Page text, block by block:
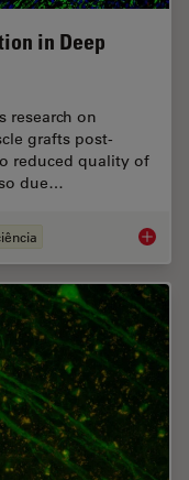
in Deep
research on
grafts post-
reduced quality of
due…
How to